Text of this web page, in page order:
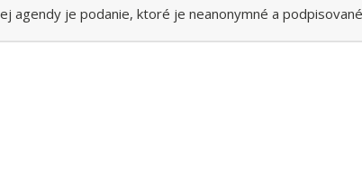
agendy je podanie, ktoré je neanonymné a